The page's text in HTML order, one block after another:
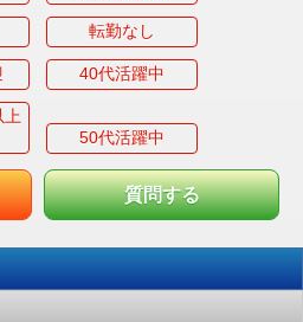
転勤なし
40代活躍中
上
50代活躍中
質問する